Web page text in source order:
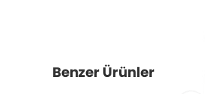
Benzer Ürünler